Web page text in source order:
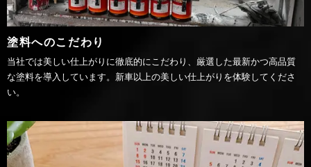
塗料へのこだわり
当社では美しい仕上がりに徹底的にこだわり、厳選した最新かつ高品質
な塗料を導入しています。新車以上の美しい仕上がりを体験してくださ
い。